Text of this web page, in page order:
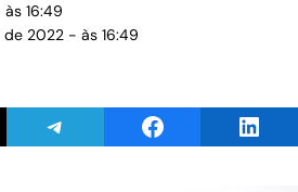
16:49
de 2022 - às 16:49
ThreadsShare on TelegramShare on Facebook